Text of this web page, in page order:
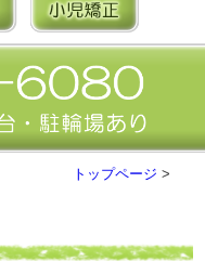
トップページ >